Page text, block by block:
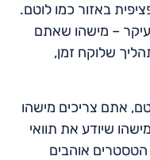
באזור כמו לוטם.
– מישהו שאתם
שלוקח זמן,
אתם צריכים מישהו
שיודע את תוואי
אוהבים